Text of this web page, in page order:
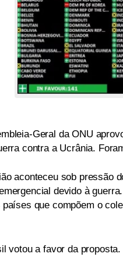
Geral da ONU
contra a Ucrânia.
aconteceu sob pressão
devido à
países que compõem o
votou a favor da